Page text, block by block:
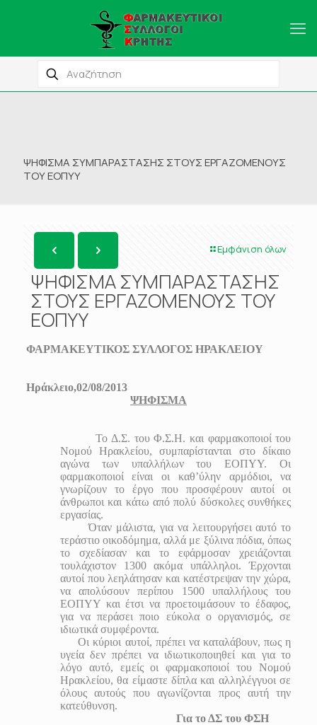
ΨΗΦΙΣΜΑ ΣΥΜΠΑΡΑΣΤΑΣΗΣ ΣΤΟΥΣ ΕΡΓΑΖΟΜΕΝΟΥΣ
ΤΟΥ ΕΟΠΥΥ
Εμφάνιση όλων
ΨΗΦΙΣΜΑ ΣΥΜΠΑΡΑΣΤΑΣΗΣ
ΣΤΟΥΣ ΕΡΓΑΖΟΜΕΝΟΥΣ ΤΟΥ
ΕΟΠΥΥ
ΦΑΡΜΑΚΕΥΤΙΚΟΣ ΣΥΛΛΟΓΟΣ ΗΡΑΚΛΕΙΟΥ
Ηράκλειο,02/08/
ΨΗΦΙΣΜΑ
Το Δ.Σ. του Φ.Σ.Η. και φαρμακοποιοί του
Νομού Ηρακλείου, συμπαρίστανται στο δίκαιο
αγώνα των υπαλλήλων του ΕΟΠΥΥ. Οι
φαρμακοποιοί είναι οι καθ’ύλην αρμόδιοι, να
γνωρίζουν το έργο που προσφέρουν αυτοί οι
άνθρωποι και κάτω από πολύ δύσκολες συνθήκες
εργασίας.
Όταν μάλιστα, για να λειτουργήσει αυτό το
τεράστιο οικοδόμημα, αλλά με ξύλινα πόδια, όπως
το σχεδίασαν και το εφάρμοσαν χρειάζονται
τουλάχιστον 1300 ακόμα υπάλληλοι. Έρχονται
αυτοί που λεηλάτησαν και κατέστρεψαν την χώρα,
να απολύσουν περίπου 1500 υπαλλήλους του
ΕΟΠΥΥ και έτσι να προετοιμάσουν το έδαφος,
για να περάσει ποιο εύκολα ο οργανισμός, σε
ιδιωτικά συμφέροντα.
Οι κύριοι αυτοί, πρέπει να καταλάβουν, πως η
υγεία δεν πρέπει να ιδιωτικοποιηθεί και για το
λόγο αυτό, εμείς οι φαρμακοποιοί του Νομού
Ηρακλείου, θα είμαστε δίπλα και αλληλέγγυοι σε
όλους αυτούς που αγωνίζονται προς αυτή την
κατεύθυνση.
Για το ΔΣ του ΦΣΗ